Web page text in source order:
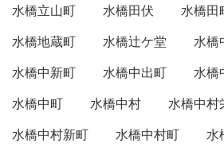
水橋立山町
水橋田伏
水橋田
水橋地蔵町
水橋辻ケ堂
水橋
水橋中新町
水橋中出町
水橋
水橋中町
水橋中村
水橋中村
水橋中村新町
水橋中村町
水